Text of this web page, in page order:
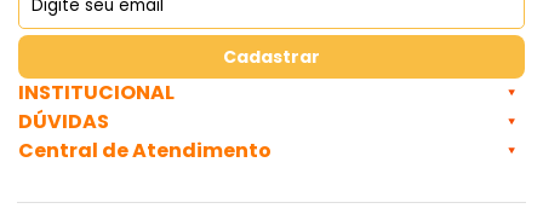
Cores:
Categoria:
INSTITUCIONAL
DÚVIDAS
Central de Atendimento
Cadastrar